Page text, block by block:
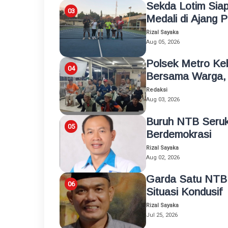
Sekda Lotim
Medali di Ajang
Rizal Sayaka
Aug 05, 2026
Polsek Metro
Bersama
Redaksi
Aug 03, 2026
Buruh NTB
Berdemokrasi
Rizal Sayaka
Aug 02, 2026
Garda Satu
Situasi Kondusif
Rizal Sayaka
Jul 25, 2026